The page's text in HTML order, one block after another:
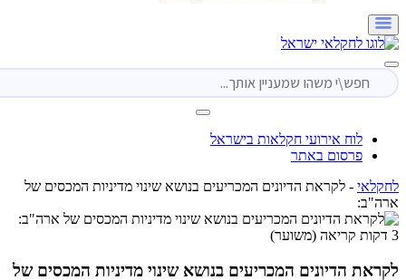
לוח אירועי חקלאות בישראל
פרסום באתר
-לקראת הדיונים המכריעים בנושא שינוי מדיניות המכסים של
הדיונים המכריעים בנושא שינוי מדיניות המכסים של